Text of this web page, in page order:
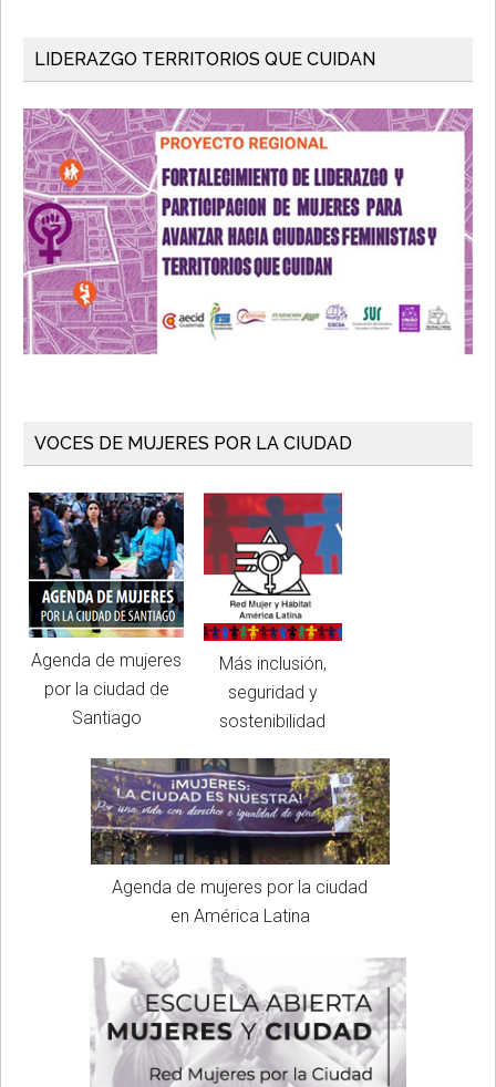
LIDERAZGO TERRITORIOS QUE CUIDAN
VOCES DE MUJERES POR LA CIUDAD
Agenda de mujeres
por la ciudad de
Santiago
Más inclusión,
seguridad y
sostenibilidad
Agenda de mujeres por la ciudad
en América Latina